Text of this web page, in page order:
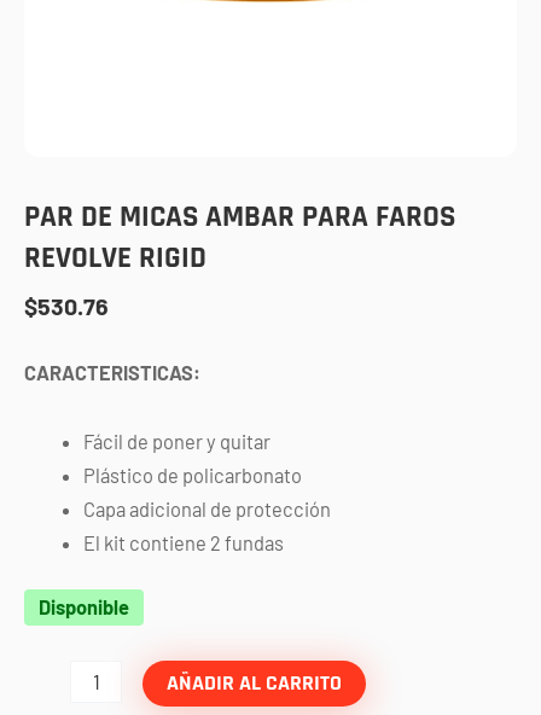
PAR DE MICAS AMBAR PARA FAROS
REVOLVE RIGID
$530.76
CARACTERISTICAS:
Fácil de poner y quitar
Plástico de policarbonato
Capa adicional de protección
El kit contiene 2 fundas
Disponible
Par
AÑADIR AL CARRITO